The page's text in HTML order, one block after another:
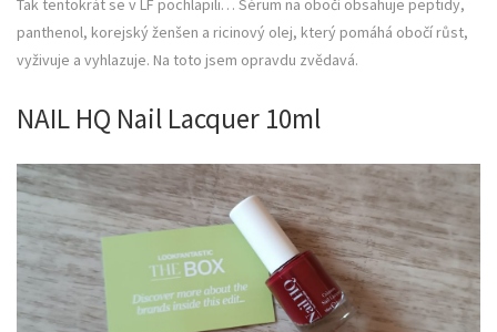
Tak tentokrát se v LF pochlapili… Sérum na obočí obsahuje peptidy,
panthenol, korejský ženšen a ricinový olej, který pomáhá obočí růst,
vyživuje a vyhlazuje. Na toto jsem opravdu zvědavá.
NAIL HQ Nail Lacquer 10ml